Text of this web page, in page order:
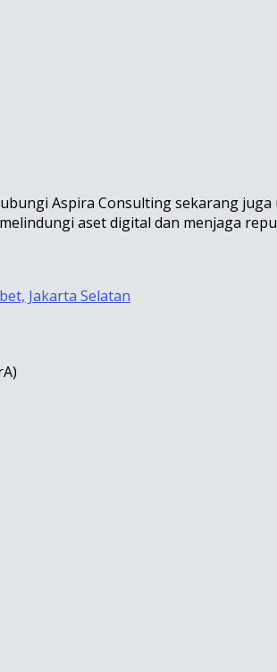
Aspira Consulting sekarang
aset digital dan menjaga
Jakarta Selatan